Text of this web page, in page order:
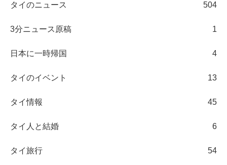
タイのニュース 504
3分ニュース原稿 1
日本に一時帰国 4
タイのイベント 13
タイ情報 45
タイ人と結婚 6
タイ旅行 54